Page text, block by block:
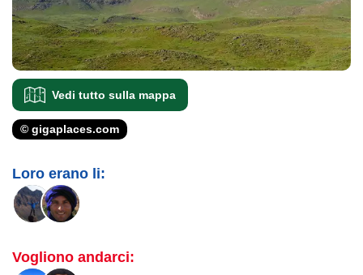
Vedi tutto sulla mappa
© gigaplaces.com
Loro erano li:
Vogliono andarci: